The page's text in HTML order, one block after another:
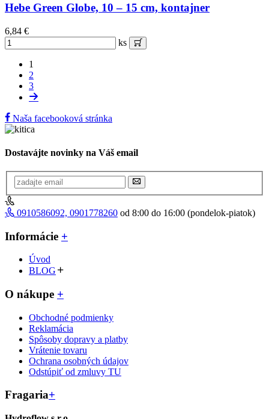
Hebe Green Globe, 10 – 15 cm, kontajner
6,84 €
ks
1
2
3
Naša facebooková stránka
Dostavájte novinky na Váš email
0910586092, 0901778260 od 8:00 do 16:00 (pondelok-piatok)
Informácie +
Úvod
BLOG
O nákupe +
Obchodné podmienky
Reklamácia
Spôsoby dopravy a platby
Vrátenie tovaru
Ochrana osobných údajov
Odstúpiť od zmluvy TU
Fragaria+